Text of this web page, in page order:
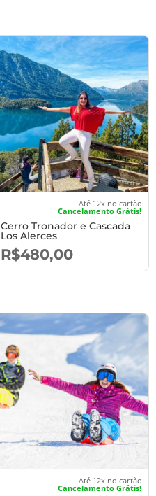
Até 12x no cartão
Cancelamento Grátis!
Cerro Tronador e Cascada
Los Alerces
R$480,00
Até 12x no cartão
Cancelamento Grátis!